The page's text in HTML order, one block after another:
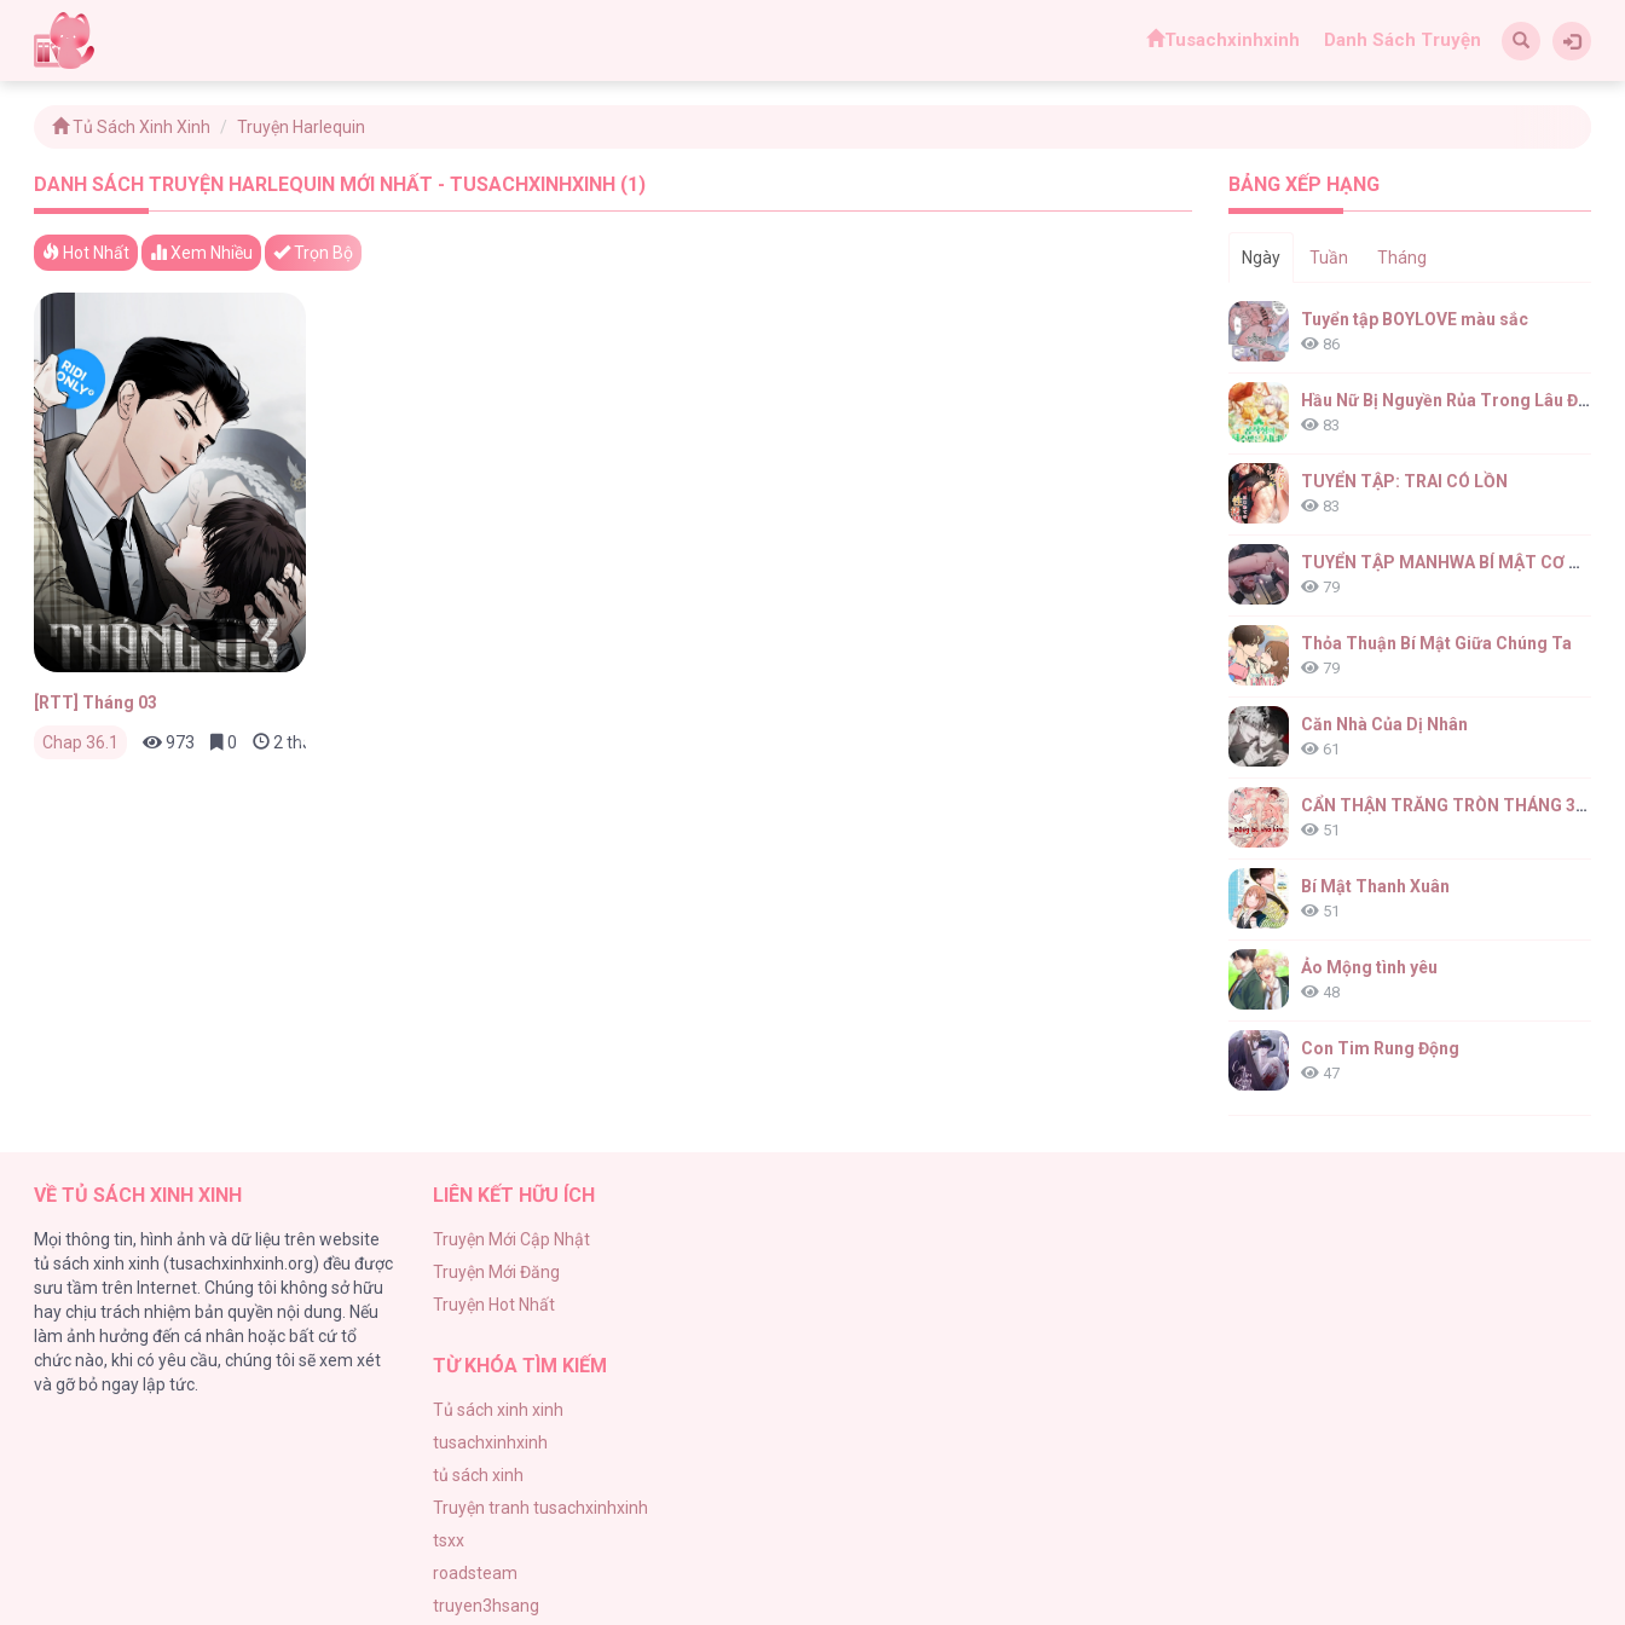
Tusachxinhxinh Danh Sách Truyện
Tủ Sách Xinh Xinh Truyện Harlequin
DANH SÁCH TRUYỆN HARLEQUIN MỚI NHẤT - TUSACHXINHXINH (1)
Hot Nhất Xem Nhiều Trọn Bộ
[RTT] Tháng 03
Chap 36.1 973 0 2 tháng trước
BẢNG XẾP HẠNG
Ngày Tuần Tháng
Tuyển tập BOYLOVE màu sắc
86
Hầu Nữ Bị Nguyền Rủa Trong Lâu Đài Của Công Tước
83
TUYỂN TẬP: TRAI CÓ LỒN
83
TUYỂN TẬP MANHWA BÍ MẬT CƠ THỂ
79
Thỏa Thuận Bí Mật Giữa Chúng Ta
79
Căn Nhà Của Dị Nhân
61
CẨN THẬN TRĂNG TRÒN THÁNG 3 ĐẤY
51
Bí Mật Thanh Xuân
51
Ảo Mộng tình yêu
48
Con Tim Rung Động
47
VỀ TỦ SÁCH XINH XINH
Mọi thông tin, hình ảnh và dữ liệu trên website
tủ sách xinh xinh (tusachxinhxinh.org) đều được
sưu tầm trên Internet. Chúng tôi không sở hữu
hay chịu trách nhiệm bản quyền nội dung. Nếu
làm ảnh hưởng đến cá nhân hoặc bất cứ tổ
chức nào, khi có yêu cầu, chúng tôi sẽ xem xét
và gỡ bỏ ngay lập tức.
LIÊN KẾT HỮU ÍCH
Truyện Mới Cập Nhật
Truyện Mới Đăng
Truyện Hot Nhất
TỪ KHÓA TÌM KIẾM
Tủ sách xinh xinh
tusachxinhxinh
tủ sách xinh
Truyện tranh tusachxinhxinh
tsxx
roadsteam
truyen3hsang